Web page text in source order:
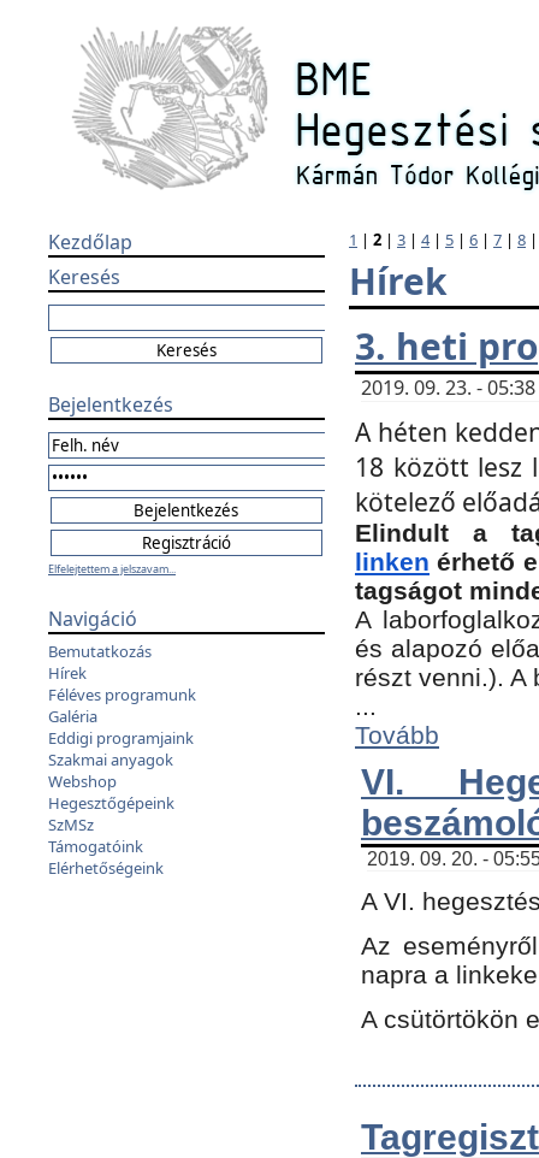
Kezdőlap
Keresés
Bejelentkezés
Elfelejtettem a jelszavam...
Navigáció
Bemutatkozás
Hírek
Féléves programunk
Galéria
Eddigi programjaink
Szakmai anyagok
Webshop
Hegesztőgépeink
SzMSz
Támogatóink
Elérhetőségeink
1 | 2 | 3 | 4| 5 | 6 | 7 | 8
Hírek
3. heti
2019. 09. 23. -
A héten
18 között lesz
kötelező
Elindult a
linken érhető
tagságot
A
és alapozó
részt venni.).
...
Tovább
VI.
2019. 09. 20. -
A VI.
Az
napra a
A csütörtökön